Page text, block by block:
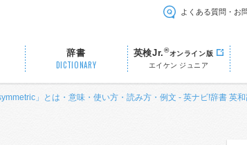
よくある質問・お
辞書
DICTIONARY
英検Jr.®オンライン版
エイケン ジュニア
symmetric」とは・意味・使い方・読み方・例文 - 英ナビ!辞書 英